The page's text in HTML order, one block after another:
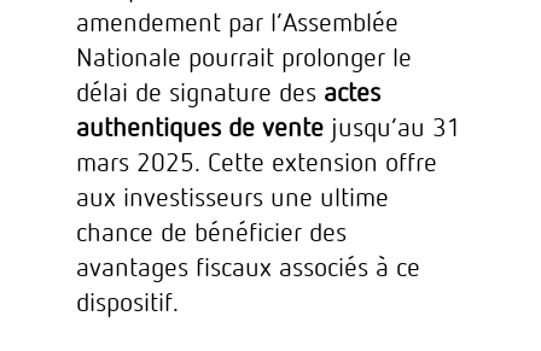
amendement par l’Assemblée
Nationale pourrait prolonger le
délai de signature des actes
authentiques de ventejusqu’au 31
mars 2025. Cette extension offre
aux investisseurs une ultime
chance de bénéficier des
avantages fiscaux associés à ce
dispositif.